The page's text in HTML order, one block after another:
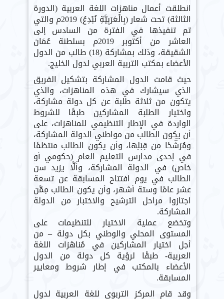
انطلقت أعمال مناهزات اللغة العربية (الدورة
الثالثة) تحت شعار (بِالْعَرَبِيَّةِ نُبْدِعُ) 2019م والتي
تم تنفيذها في الفترة من السادس إلى
العاشر من أكتوبر 2019م بسلطنة عُمَان
الشقيقة، وذلك بمشاركة (18) طالب من الدول
الأعضاء بمكتب التربية العربي لدول الخليج.
حيث قامت الدول المشاركة بتشكيل الفريق
الذي سيشارك في هذه المناهزات، والذي
يتكون من ثلاثة طلبة عن كل دولة مشاركة،
واختيار الطلبة المشاركين طبقًا للشروط
الواردة في الإطار التنظيمي للمناهزات، على
أن يكون الطالب من مواطني الدولة المشاركة،
ومُرَشَّحًا من قِبَلِها، وأن يكون الطالب منتظمًا
في إحدى مدارس التعليم العام (حكومي أو
خاص) في الدولة المشاركة، وأَلَّا يزيد سن
الطالب في يوم افتتاح المسابقة عن تسعة
عشر عامًا وستة أشهر، وأن يكون الطالب مِمَّن
اجتازوا مراحل الترشيح والاختبار من الدولة
المشاركة.
وتخضع عملية الاختيار للتنظيمات على
المستوى المحلي والوطني بكل دولة – من
أجل اختيار المشاركين في مُناهَزات اللغة
العربية- طبقًا لرؤية كل دولة من الدول
الأعضاء بالمكتب في إطار شروط ومعايير
المسابقة.
وقد قام المركز التربوي للغة العربية لدول